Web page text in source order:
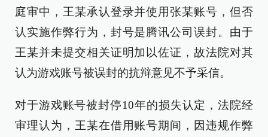
庭审中，王某承认登录并使用张某账号，但否
认实施作弊行为，封号是腾讯公司误封。由于
王某并未提交相关证明加以佐证，故法院对其
认为游戏账号被误封的抗辩意见不予采信。
对于游戏账号被封停10年的损失认定，法院经
审理认为，王某在借用账号期间，因违规作弊